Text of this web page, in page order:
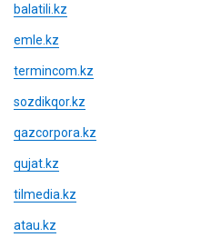
balatili.kz
emle.kz
termincom.kz
sozdikqor.kz
qazcorpora.kz
qujat.kz
tilmedia.kz
atau.kz